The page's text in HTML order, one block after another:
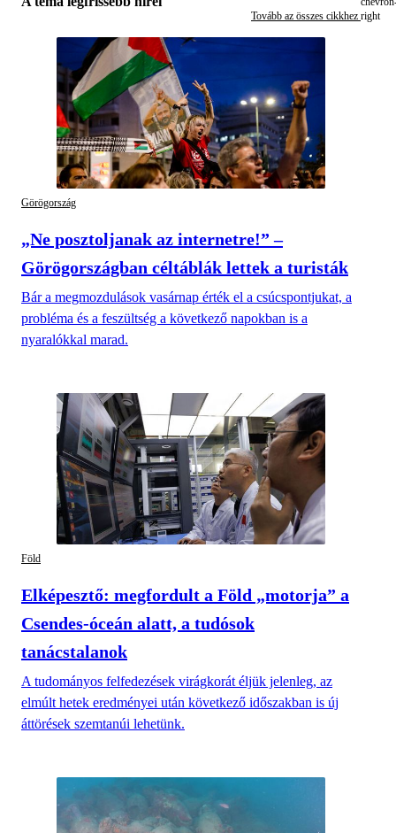
Tovább az összes cikkhez
Görögország
„Ne posztoljanak az internetre!” –
Görögországban céltáblák lettek a turisták
Bár a megmozdulások vasárnap érték el a csúcspontjukat, a
probléma és a feszültség a következő napokban is a
nyaralókkal marad.
Föld
Elképesztő: megfordult a Föld „motorja” a
Csendes-óceán alatt, a tudósok
tanácstalanok
A tudományos felfedezések virágkorát éljük jelenleg, az
elmúlt hetek eredményei után következő időszakban is új
áttörések szemtanúi lehetünk.